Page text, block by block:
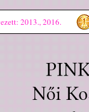
2013., 2016.